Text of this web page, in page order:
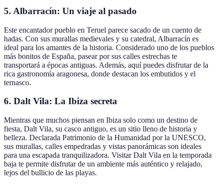
5. Albarracín: Un viaje al pasado
Este encantador pueblo en Teruel parece sacado de un cuento de
hadas. Con sus murallas medievales y su catedral, Albarracín es
ideal para los amantes de la historia. Considerado uno de los pueblos
más bonitos de España, pasear por sus calles estrechas te
transportará a épocas antiguas. Además, aquí puedes disfrutar de la
rica gastronomía aragonesa, donde destacan los embutidos y el
ternasco.
6. Dalt Vila: La Ibiza secreta
Mientras que muchos piensan en Ibiza solo como un destino de
fiesta, Dalt Vila, su casco antiguo, es un sitio lleno de historia y
belleza. Declarada Patrimonio de la Humanidad por la UNESCO,
sus murallas, calles empedradas y vistas panorámicas son ideales
para una escapada tranquilizadora. Visitar Dalt Vila en la temporada
baja te permite disfrutar de un ambiente más auténtico y relajado,
lejos del bullicio de las playas.